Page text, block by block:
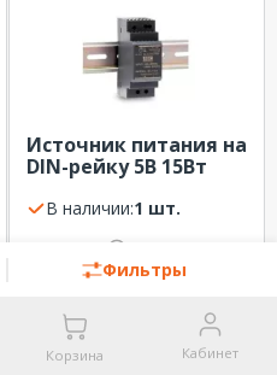
Фильтры
Источник питания на
DIN-рейку 5В 15Вт
В наличии:
1 шт.
2 122.00₽
Корзина Кабинет